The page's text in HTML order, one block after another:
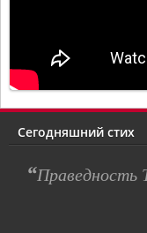
Сегодняшний стих
“Праведность